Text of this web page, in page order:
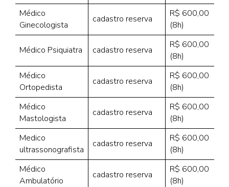
Médico
Ginecologista
cadastro reserva
R$ 600,00
(8h)
Médico Psiquiatra cadastro reserva
R$ 600,00
(8h)
Médico
Ortopedista
cadastro reserva
R$ 600,00
(8h)
Médico
Mastologista
cadastro reserva
R$ 600,00
(8h)
Medico
ultrassonografista
cadastro reserva
R$ 600,00
(8h)
Médico
Ambulatório
cadastro reserva
R$ 600,00
(8h)